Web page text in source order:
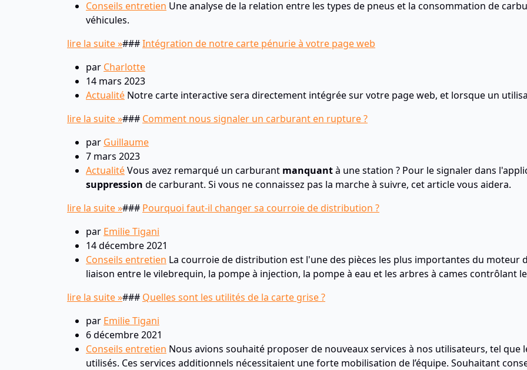
Conseils entretien Une analyse de la relation entre les types de pneus et la consommation de
véhicules.
lire la suite »###Intégration de notre carte pénurie à votre page web
par Charlotte
14 mars 2023
Actualité Notre carte interactive sera directement intégrée sur votre page web, et lorsque un
lire la suite »### Comment nous signaler un carburant en rupture ?
par Guillaume
7 mars 2023
ActualitéVous avez remarqué un carburant manquantà une station ? Pour le signaler dans
suppression de carburant. Si vous ne connaissez pas la marche à suivre, cet article vous aidera.
lire la suite »### Pourquoi faut-il changer sa courroie de distribution ?
par Emilie Tigani
14 décembre 2021
Conseils entretien La courroie de distribution est l'une des pièces les plus importantes du moteur
liaison entre le vilebrequin, la pompe à injection, la pompe à eau et les arbres à cames contrôlant
lire la suite »### Quelles sont les utilités de la carte grise ?
par Emilie Tigani
6 décembre 2021
Conseils entretien Nous avions souhaité proposer de nouveaux services à nos utilisateurs, tel que
utilisés. Ces services additionnels nécessitaient une forte mobilisation de l’équipe. Souhaitant